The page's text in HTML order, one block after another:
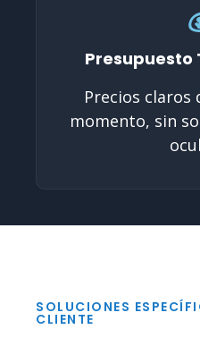
Precios claros
momento, sin
SOLUCIONES
CLIENTE